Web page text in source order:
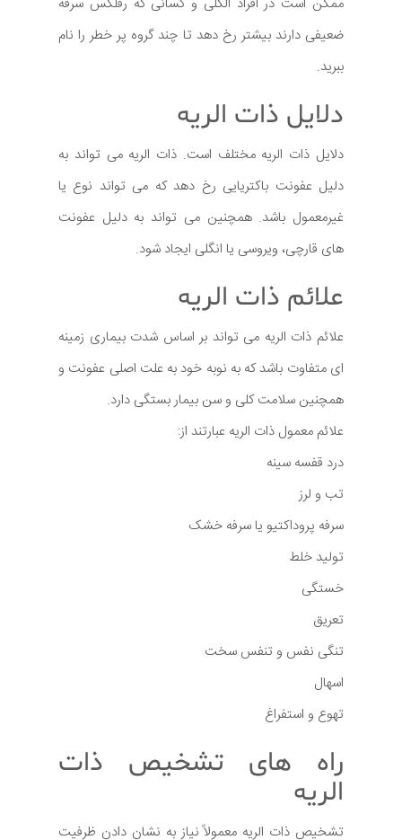
ضعیفی دارند بیشتر رخ دهد تا چند گروه پر خطر را نام
ببرید.
دلایل ذات الریه
دلایل ذات الریه مختلف است. ذات الریه می تواند به
دلیل عفونت باکتریایی رخ دهد که می تواند نوع یا
غیرمعمول باشد. همچنین می تواند به دلیل عفونت
های قارچی، ویروسی یا انگلی ایجاد شود.
علائم ذات الریه
علائم ذات الریه می تواند بر اساس شدت بیماری زمینه
ای متفاوت باشد که به نوبه خود به علت اصلی عفونت و
همچنین سلامت کلی و سن بیمار بستگی دارد.
علائم معمول ذات الریه عبارتند از:
درد قفسه سینه
تب و لرز
سرفه پروداکتیو یا سرفه خشک
تولید خلط
خستگی
تعریق
تنگی نفس و تنفس سخت
اسهال
تهوع و استفراغ
راه های تشخیص ذات
الریه
تشخیص ذات الریه معمولاً نیاز به نشان دادن ظرفیت